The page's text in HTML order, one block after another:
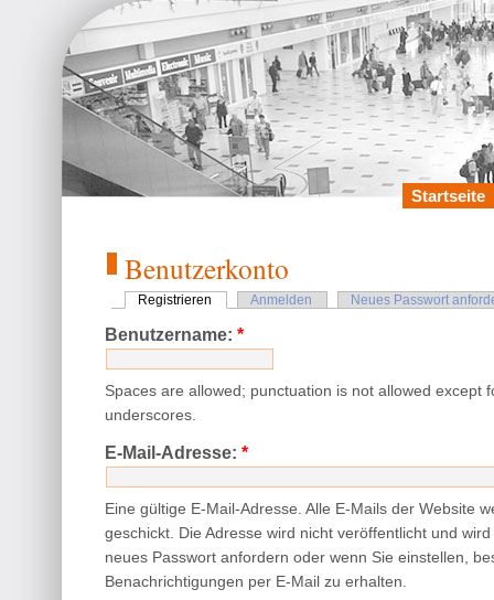
Startseite
Benutzerkonto
Registrieren Anmelden Neues Passwort
Benutzername:*
Spaces are allowed; punctuation is not allowed except
underscores.
E-Mail-Adresse:*
Eine gültige E-Mail-Adresse. Alle E-Mails der Website
geschickt. Die Adresse wird nicht veröffentlicht und
neues Passwort anfordern oder wenn Sie einstellen,
Benachrichtigungen per E-Mail zu erhalten.